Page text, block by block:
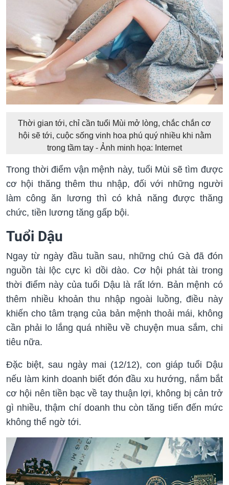
Thời gian tới, chỉ cần tuổi Mùi mở lòng, chắc chắn cơ
hội sẽ tới, cuộc sống vinh hoa phú quý nhiều khi nằm
trong tầm tay - Ảnh minh họa: Internet
Trong thời điểm vận mệnh này, tuổi Mùi sẽ tìm được
cơ hội thăng thêm thu nhập, đối với những người
làm công ăn lương thì có khả năng được thăng
chức, tiền lương tăng gấp bội.
Tuổi Dậu
Ngay từ ngày đầu tuần sau, những chú Gà đã đón
nguồn tài lộc cực kì dồi dào. Cơ hội phát tài trong
thời điểm này của tuổi Dậu là rất lớn. Bản mệnh có
thêm nhiều khoản thu nhập ngoài luồng, điều này
khiến cho tâm trạng của bản mệnh thoải mái, không
cần phải lo lắng quá nhiều về chuyện mua sắm, chi
tiêu nữa.
Đặc biệt, sau ngày mai (12/12), con giáp tuổi Dậu
nếu làm kinh doanh biết đón đầu xu hướng, nắm bắt
cơ hội nên tiền bạc về tay thuận lợi, không bị cản trở
gì nhiều, thậm chí doanh thu còn tăng tiến đến mức
không thể ngờ tới.